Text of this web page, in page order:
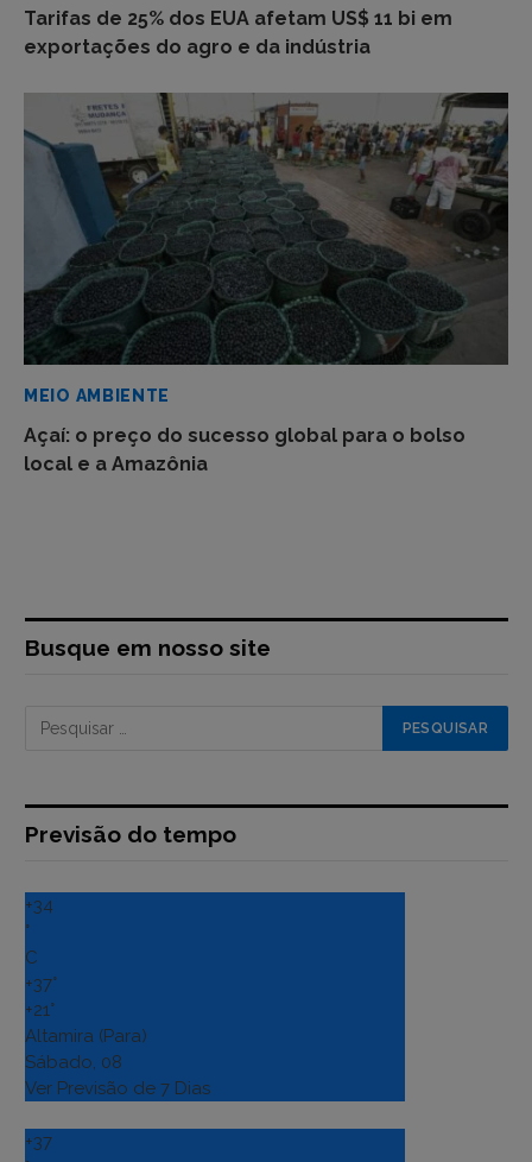
Tarifas de 25% dos EUA afetam US$ 11 bi em
exportações do agro e da indústria
MEIO AMBIENTE
Açaí: o preço do sucesso global para o bolso
local e a Amazônia
Busque em nosso site
Previsão do tempo
+34
°
C
+37°
+21°
Altamira (Para)
Sábado, 08
Ver Previsão de 7 Dias
+37